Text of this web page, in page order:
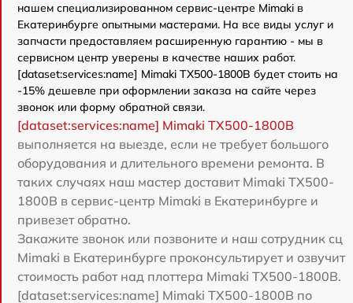
нашем специализированном сервис-центре Mimaki в
Екатеринбурге опытными мастерами. На все виды услуг и
запчасти предоставляем расширенную гарантию - мы в
сервисном центр уверены в качестве наших работ.
[dataset:services:name] Mimaki TX500-1800B будет стоить на
-15% дешевле при оформлении заказа на сайте через
звонок или форму обратной связи.
[dataset:services:name] Mimaki TX500-1800B
выполняется на выезде, если не требует большого
оборудования и длительного времени ремонта. В
таких случаях наш мастер доставит Mimaki TX500-
1800B в сервис-центр Mimaki в Екатеринбурге и
привезет обратно.
Закажите звонок или позвоните и наш сотрудник сц
Mimaki в Екатеринбурге проконсультирует и озвучит
стоимость работ над плоттера Mimaki TX500-1800B.
[dataset:services:name] Mimaki TX500-1800B по